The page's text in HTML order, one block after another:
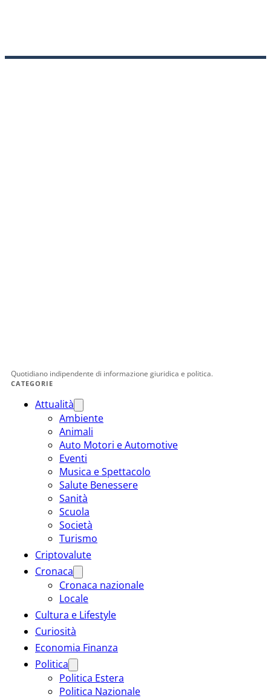
Quotidiano indipendente di informazione giuridica e politica.
CATEGORIE
Attualità
Ambiente
Animali
Auto Motori e Automotive
Eventi
Musica e Spettacolo
Salute Benessere
Sanità
Scuola
Società
Turismo
Criptovalute
Cronaca
Cronaca nazionale
Locale
Cultura e Lifestyle
Curiosità
Economia Finanza
Politica
Politica Estera
Politica Nazionale